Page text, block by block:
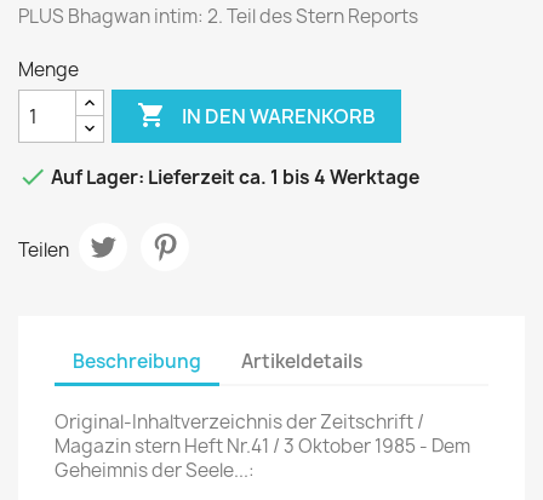
PLUS Bhagwan intim: 2. Teil des Stern Reports
Menge
 IN DEN WARENKORB
 Auf Lager: Lieferzeit ca. 1 bis 4 Werktage
Teilen
Beschreibung Artikeldetails
Original-Inhaltverzeichnis der Zeitschrift /
Magazin stern Heft Nr.41 / 3 Oktober 1985 - Dem
Geheimnis der Seele...: